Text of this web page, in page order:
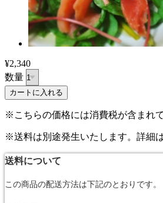
¥2,340
数量
※こちらの価格には消費税が含まれて
※送料は別途発生いたします。詳細
送料について
この商品の配送方法は下記のとおりです。